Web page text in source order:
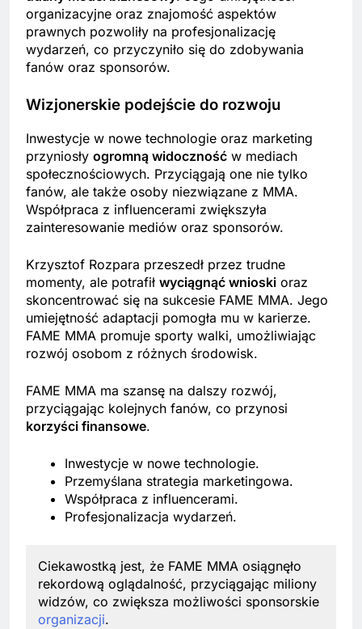
organizacyjne oraz znajomość aspektów
prawnych pozwoliły na profesjonalizację
wydarzeń, co przyczyniło się do zdobywania
fanów oraz sponsorów.
Wizjonerskie podejście do rozwoju
Inwestycje w nowe technologie oraz marketing
przyniosły ogromną widoczność w mediach
społecznościowych. Przyciągają one nie tylko
fanów, ale także osoby niezwiązane z MMA.
Współpraca z influencerami zwiększyła
zainteresowanie mediów oraz sponsorów.
Krzysztof Rozpara przeszedł przez trudne
momenty, ale potrafił wyciągnąć wnioski oraz
skoncentrować się na sukcesie FAME MMA. Jego
umiejętność adaptacji pomogła mu w karierze.
FAME MMA promuje sporty walki, umożliwiając
rozwój osobom z różnych środowisk.
FAME MMA ma szansę na dalszy rozwój,
przyciągając kolejnych fanów, co przynosi
korzyści finansowe.
Inwestycje w nowe technologie.
Przemyślana strategia marketingowa.
Współpraca z influencerami.
Profesjonalizacja wydarzeń.
Ciekawostką jest, że FAME MMA osiągnęło
rekordową oglądalność, przyciągając miliony
widzów, co zwiększa możliwości sponsorskie
organizacji.